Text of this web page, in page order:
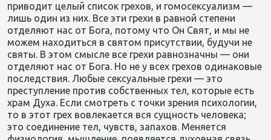
приводит целый список грехов, и гомосексуализм —
лишь один из них. Все эти грехи в равной степени
отделяют нас от Бога, потому что Он Свят, и мы не
можем находиться в святом присутствии, будучи не
святы. В этом смысле все грехи равнозначны — они
отделяют нас от Бога. Но не у всех грехов одинаковые
последствия. Любые сексуальные грехи — это
преступление против собственных тел, которые есть
храм Духа. Если смотреть с точки зрения психологии,
то в этот грех вовлекается вся сущность человека;
это соединение тел, чувств, запахов. Меняется